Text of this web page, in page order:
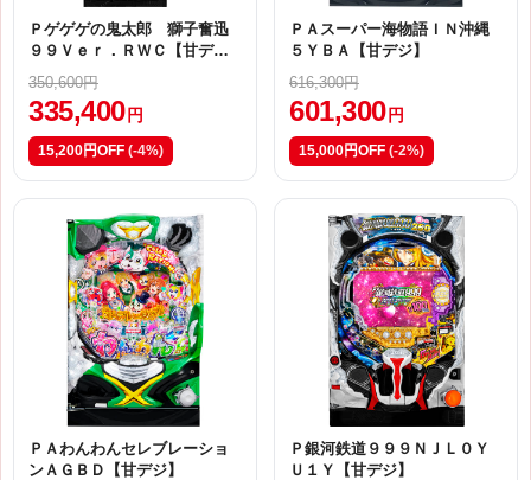
Ｐゲゲゲの鬼太郎 獅子奮迅
９９Ｖｅｒ．ＲＷＣ【甘デ
350,600円
335,400 円
15,200円OFF (-4%)
ＰＡスーパー海物語ＩＮ沖縄
５ＹＢＡ【甘デジ】
616,300円
601,300 円
15,000円OFF (-2%)
ＰＡわんわんセレブレーショ
ンＡＧＢＤ【甘デジ】
Ｐ銀河鉄道９９９ＮＪＬ０Ｙ
Ｕ１Ｙ【甘デジ】